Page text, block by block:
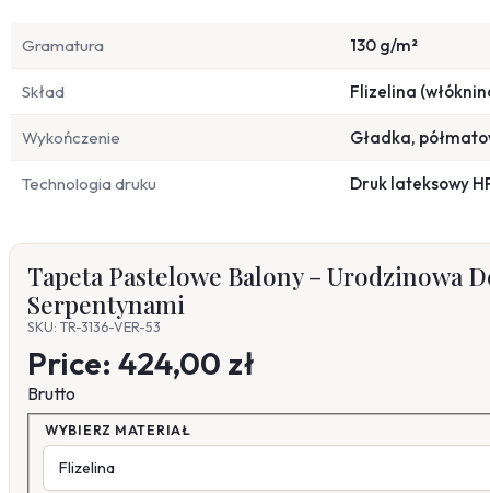
Gramatura 130 g/m²
Skład Flizelina
Wykończenie Gładka,
Technologia druku Druk lateksowy
Tapeta Pastelowe Balony – Urodzinowa
Serpentynami
SKU: TR-3136-VER-53
Price: 424,00 zł
Brutto
WYBIERZ MATERIAŁ